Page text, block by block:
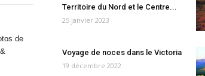
de
Territoire du Nord et le Centre...
25 janvier 2023
Voyage de noces dans le Victoria
19 décembre 2022